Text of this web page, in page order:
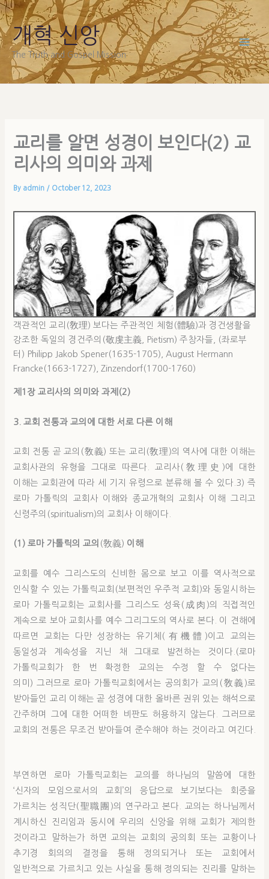
Skip
to
content
개혁 신앙
The Truth and Gospel Mission
교리를 알면 성경이 보인다(2) 교
리사의 의미와 과제
By admin / October 12, 2023
객관적인 교리(敎理) 보다는 주관적인 체험(體驗)과 경건생활을
강조한 독일의 경건주의(敬虔主義, Pietism) 주창자들, (좌로부
터) Philipp Jakob Spener(1635-1705), August Hermann
Francke(1663-1727), Zinzendorf(1700-1760)
제1 장 교리사의의미와과제 (2)
3. 교회 전통과 교의에 대한 서로 다른 이해
교회 전통 곧 교의(敎義) 또는 교리(敎理)의 역사에 대한 이해는
교회사관의 유형을 그대로 따른다. 교리사(敎理史)에 대한
이해는 교회관에 따라 세 기지 유령으로 분류해 볼 수 있다.3) 즉
로마 가톨릭의 교회사 이해와 종교개혁의 교회사 이해 그리고
신령주의(spiritualism)의 교회사 이해이다.
(1) 로마 가톨릭의 교의 (敎義) 이해
교회를 예수 그리스도의 신비한 몸으로 보고 이를 역사적으로
인식할 수 있는 가톨릭교회(보편적인 우주적 교회)와 동일시하는
로마 가톨릭교회는 교회사를 그리스도 성육(成肉)의 직접적인
계속으로 보아 교회사를 예수 그리그도의 역사로 본다. 이 견해에
따르면 교회는 다만 성장하는 유기체(有機體)이고 교의는
동일성과 계속성을 지닌 채 그대로 발전하는 것이다.(로마
가톨릭교회가 한 번 확정한 교의는 수정 할 수 없다는
의미) 그러므로 로마 가톨릭교회에서는 공의회가 교의(敎義)로
받아들인 교리 이해는 곧 성경에 대한 올바른 권위 있는 해석으로
간주하며 그에 대한 어떠한 비판도 허용하지 않는다. 그러므로
교회의 전통은 무조건 받아들여 준수해야 하는 것이라고 여긴다.
부연하면 로마 가톨릭교회는 교의를 하나님의 말씀에 대한
‘신자의 모임으로서의 교회’의 응답으로 보기보다는 회중을
가르치는 성직단(聖職團)의 연구라고 본다. 교의는 하나님께서
계시하신 진리임과 동시에 우리의 신앙을 위해 교회가 제의한
것이라고 말하는가 하면 교의는 교회의 공의회 또는 교황이나
추기경 회의의 결정을 통해 정의되거나 또는 교회에서
일반적으로 가르치고 있는 사실을 통해 정의되는 진리를 말하는